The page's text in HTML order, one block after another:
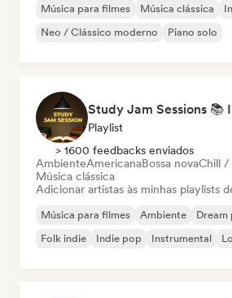
Música para filmes Música clássica
Neo / Clássico moderno
Piano solo
Playlist
> 1600 feedbacks enviados
AmbienteAmericanaBossa novaChill /
Música clássica
Adicionar artistas às minhas playlists
Música para filmes Ambiente Dream
Folk indie
Indie pop Instrumental